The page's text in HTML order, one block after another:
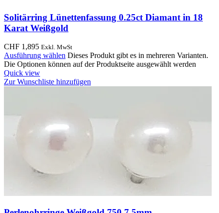
Solitärring Lünettenfassung 0.25ct Diamant in 18
Karat Weißgold
CHF 1,895 Exkl. MwSt
Ausführung wählen Dieses Produkt gibt es in mehreren Varianten.
Die Optionen können auf der Produktseite ausgewählt werden
Quick view
Zur Wunschliste hinzufügen